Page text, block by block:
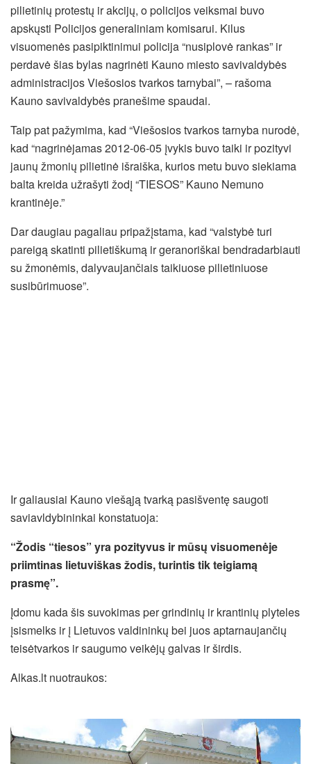
pilietinių protestų ir akcijų, o policijos veiksmai buvo
apskųsti Policijos generaliniam komisarui. Kilus
visuomenės pasipiktinimui policija “nusiplovė rankas” ir
perdavė šias bylas nagrinėti Kauno miesto savivaldybės
administracijos Viešosios tvarkos tarnybai”, – rašoma
Kauno savivaldybės pranešime spaudai.
Taip pat pažymima, kad “Viešosios tvarkos tarnyba nurodė,
kad “nagrinėjamas 2012-06-05 įvykis buvo taiki ir pozityvi
jaunų žmonių pilietinė išraiška, kurios metu buvo siekiama
balta kreida užrašyti žodį “TIESOS” Kauno Nemuno
krantinėje.”
Dar daugiau pagaliau pripažįstama, kad “valstybė turi
pareigą skatinti pilietiškumą ir geranoriškai bendradarbiauti
su žmonėmis, dalyvaujančiais taikiuose pilietiniuose
susibūrimuose”.
Ir galiausiai Kauno viešąją tvarką pasišventę saugoti
saviavldybininkai konstatuoja:
“Žodis “tiesos” yra pozityvus ir mūsų visuomenėje
priimtinas lietuviškas žodis, turintis tik teigiamą
prasmę”.
Įdomu kada šis suvokimas per grindinių ir krantinių plyteles
įsismelks ir į Lietuvos valdininkų bei juos aptarnaujančių
teisėtvarkos ir saugumo veikėjų galvas ir širdis.
Alkas.lt nuotraukos: